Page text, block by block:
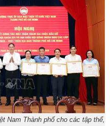
Nam Thành phố cho các tập thể,